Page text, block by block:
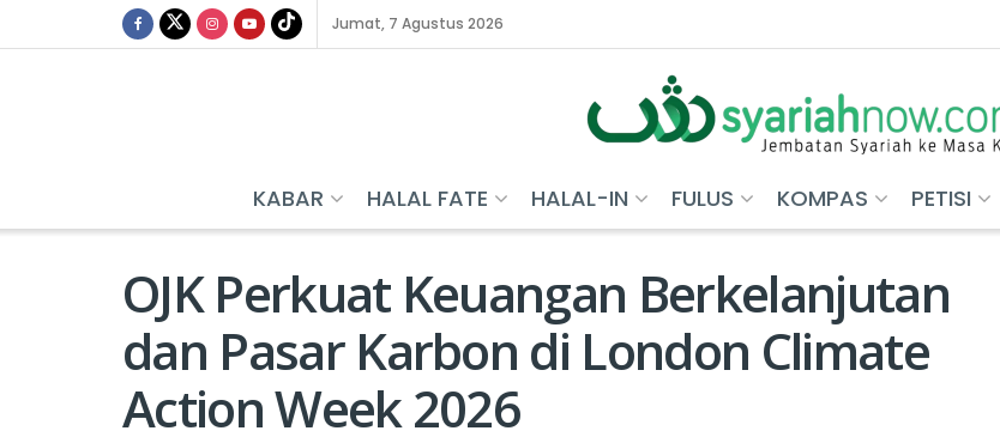
Jumat, 7 Agustus 2026
KABAR HALAL FATE HALAL-IN FULUS KOMPAS PETISI
OJK Perkuat Keuangan Berkelanjutan
dan Pasar Karbon di London Climate
Action Week 2026